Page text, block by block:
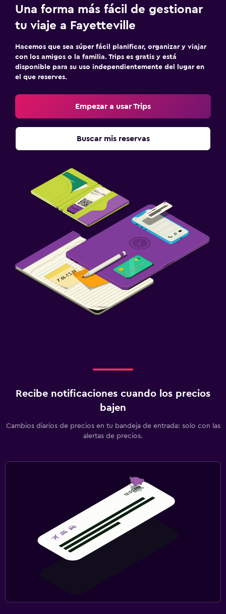
Una forma más fácil de gestionar
tu viaje a Fayetteville
Hacemos que sea súper fácil planificar, organizar y viajar
con los amigos o la familia. Trips es gratis y está
disponible para su uso independientemente del lugar en
el que reserves.
Empezar a usar Trips
Buscar mis reservas
Recibe notificaciones cuando los precios
bajen
Cambios diarios de precios en tu bandeja de entrada: solo con las
alertas de precios.